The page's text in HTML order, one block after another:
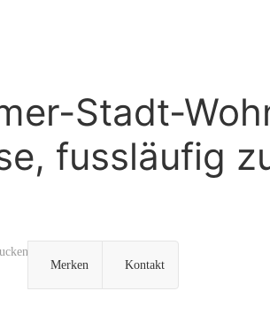
Stadt-
fussläufig
Merken
Kontakt